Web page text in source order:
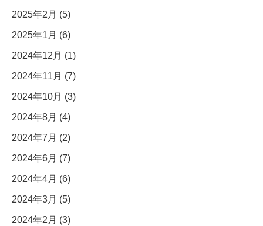
2025年2月 (5)
2025年1月 (6)
2024年12月 (1)
2024年11月 (7)
2024年10月 (3)
2024年8月 (4)
2024年7月 (2)
2024年6月 (7)
2024年4月 (6)
2024年3月 (5)
2024年2月 (3)